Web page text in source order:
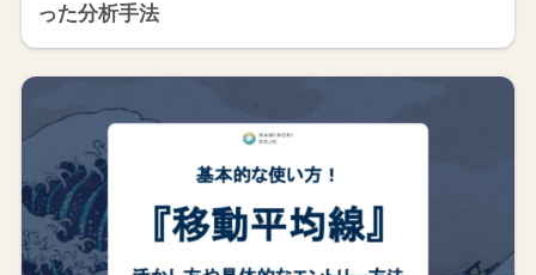
った分析手法